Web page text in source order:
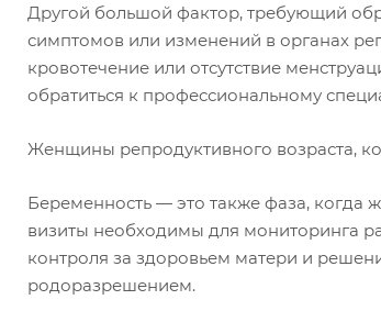
Другой большой фактор, требующий
симптомов или изменений в органах
кровотечение или отсутствие
обратиться к профессиональному
Женщины репродуктивного возраста,
Беременность — это также фаза,
визиты необходимы для мониторинга
контроля за здоровьем матери и
родоразрешением.